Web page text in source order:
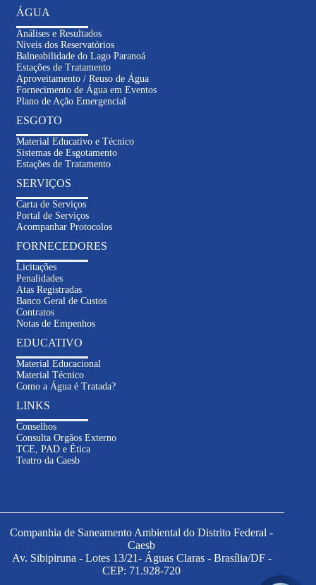
ÁGUA
Análises e Resultados
Níveis dos Reservatórios
Balneabilidade do Lago Paranoá
Estações de Tratamento
Aproveitamento / Reuso de Água
Fornecimento de Água em Eventos
Plano de Ação Emergencial
ESGOTO
Material Educativo e Técnico
Sistemas de Esgotamento
Estações de Tratamento
SERVIÇOS
Carta de Serviços
Portal de Serviços
Acompanhar Protocolos
FORNECEDORES
Licitações
Penalidades
Atas Registradas
Banco Geral de Custos
Contratos
Notas de Empenhos
EDUCATIVO
Material Educacional
Material Técnico
Como a Água é Tratada?
LINKS
Conselhos
Consulta Orgãos Externo
TCE, PAD e Ética
Teatro da Caesb
Companhia de Saneamento Ambiental do Distrito Federal -
Caesb
Av. Sibipiruna - Lotes 13/21- Águas Claras - Brasília/DF -
CEP: 71.928-720
Dúvidas sobre abastecimento e
esgoto